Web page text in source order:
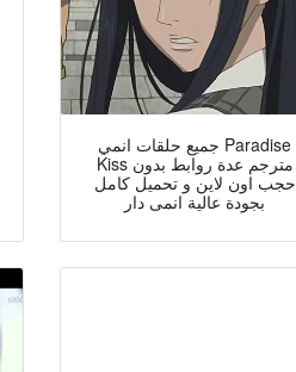
جميع حلقات انمي Paradise
Kiss مترجم عدة روابط بدون
حجب اون لاين و تحميل كامل
بجودة عالية انمى دار